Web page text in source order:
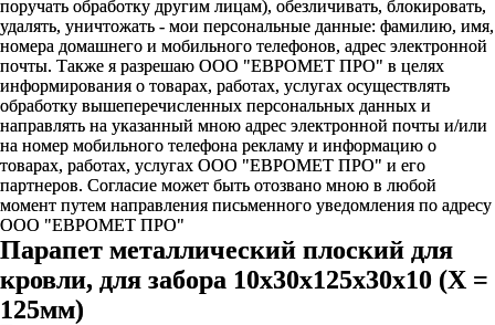
поручать обработку другим лицам), обезличивать, блокировать,
удалять, уничтожать - мои персональные данные: фамилию, имя,
номера домашнего и мобильного телефонов, адрес электронной
почты. Также я разрешаю ООО "ЕВРОМЕТ ПРО" в целях
информирования о товарах, работах, услугах осуществлять
обработку вышеперечисленных персональных данных и
направлять на указанный мною адрес электронной почты и/или
на номер мобильного телефона рекламу и информацию о
товарах, работах, услугах ООО "ЕВРОМЕТ ПРО" и его
партнеров. Согласие может быть отозвано мною в любой
момент путем направления письменного уведомления по адресу
ООО "ЕВРОМЕТ ПРО"
Парапет металлический плоский для
кровли, для забора 10х30х125х30х10 (Х =
125мм)